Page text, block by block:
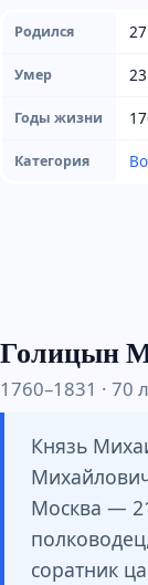
Родился
Умер
Годы жизни
Категория
Голицын
1760–1831 · 70
Князь
Москва —
соратник